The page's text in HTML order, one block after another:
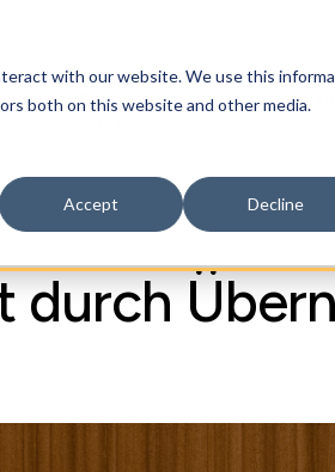
with our website. We use this
both on this website and other media.
Accept Decline
Einblicke &
durch